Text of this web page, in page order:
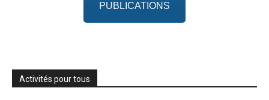
PUBLICATIONS
Activités pour tous